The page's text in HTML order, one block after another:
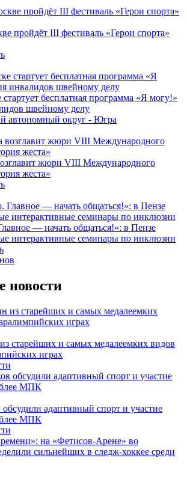
пройдёт III фестиваль «Герои спорта»
бесплатная программа «Я могу!»
швейному делу
автономный округ - Югра
жюри VIII Международного
жеста»
— начать общаться!»: в Пензе
интерактивные семинары по инклюзии
новости
старейших и самых медалеемких видов
играх
адаптивный спорт и участие
МПК